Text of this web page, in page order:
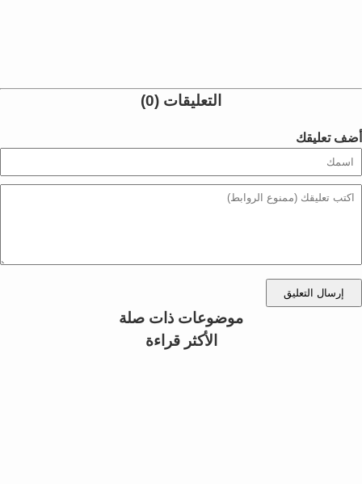
التعليقات (0)
أضف تعليقك
إرسال التعليق
موضوعات ذات صلة
الأكثر قراءة